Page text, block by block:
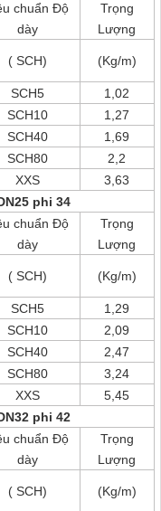
chuẩn Độ
dày
Trọng
Lượng
( SCH) (Kg/m)
SCH5
1,02
SCH10
1,27
SCH40
1,69
SCH80
2,2
XXS
3,63
phi 34
chuẩn Độ
dày
Trọng
Lượng
( SCH) (Kg/m)
SCH5
1,29
SCH10
2,09
SCH40
2,47
SCH80
3,24
XXS
5,45
phi 42
chuẩn Độ
dày
Trọng
Lượng
( SCH) (Kg/m)